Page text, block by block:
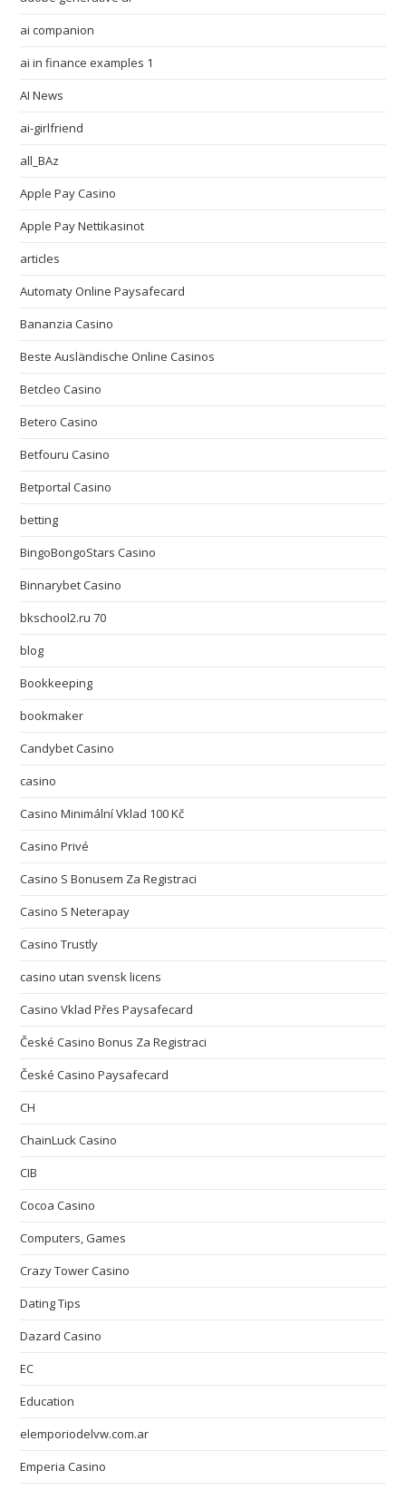
ai companion
ai in finance examples 1
AI News
ai-girlfriend
all_BAz
Apple Pay Casino
Apple Pay Nettikasinot
articles
Automaty Online Paysafecard
Bananzia Casino
Beste Ausländische Online Casinos
Betcleo Casino
Betero Casino
Betfouru Casino
Betportal Casino
betting
BingoBongoStars Casino
Binnarybet Casino
bkschool2.ru 70
blog
Bookkeeping
bookmaker
Candybet Casino
casino
Casino Minimální Vklad 100 Kč
Casino Privé
Casino S Bonusem Za Registraci
Casino S Neterapay
Casino Trustly
casino utan svensk licens
Casino Vklad Přes Paysafecard
České Casino Bonus Za Registraci
České Casino Paysafecard
CH
ChainLuck Casino
CIB
Cocoa Casino
Computers, Games
Crazy Tower Сasino
Dating Tips
Dazard Casino
EC
Education
elemporiodelvw.com.ar
Emperia Casino